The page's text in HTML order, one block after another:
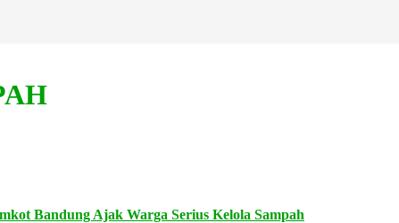
Bandung Ajak Warga Serius Kelola Sampah